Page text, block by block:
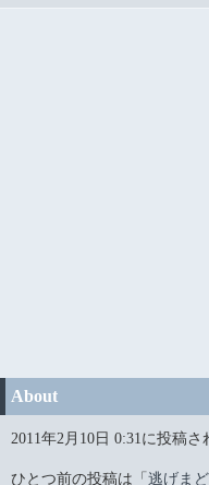
About
2011年2月10日 0:31に投稿
ひとつ前の投稿は「 逃げま